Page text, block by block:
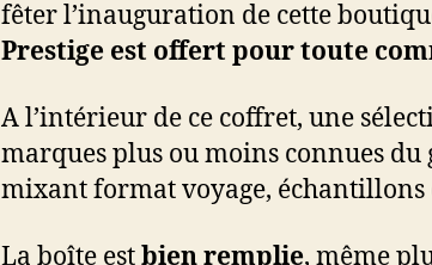
fêter l’inauguration de cette
Prestige est offert pour toute
A l’intérieur de ce coffret, une
marques plus ou moins connues
mixant format voyage, échantillons
La boîte estbien remplie, même